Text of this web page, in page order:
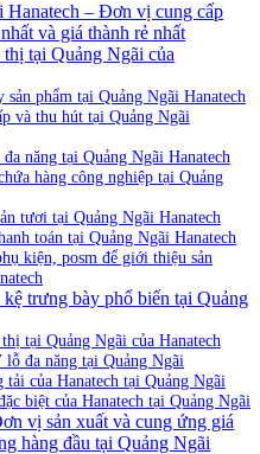
Hanatech – Đơn vị cung cấp
và giá thành rẻ nhất
tại Quảng Ngãi của
phẩm tại Quảng Ngãi Hanatech
và thu hút tại Quảng Ngãi
năng tại Quảng Ngãi Hanatech
hàng công nghiệp tại Quảng
tươi tại Quảng Ngãi Hanatech
toán tại Quảng Ngãi Hanatech
kiện, posm để giới thiệu sản
trưng bày phổ biến tại Quảng
tại Quảng Ngãi của Hanatech
đa năng tại Quảng Ngãi
của Hanatech tại Quảng Ngãi
biệt của Hanatech tại Quảng Ngãi
vị sản xuất và cung ứng giá
hàng đầu tại Quảng Ngãi